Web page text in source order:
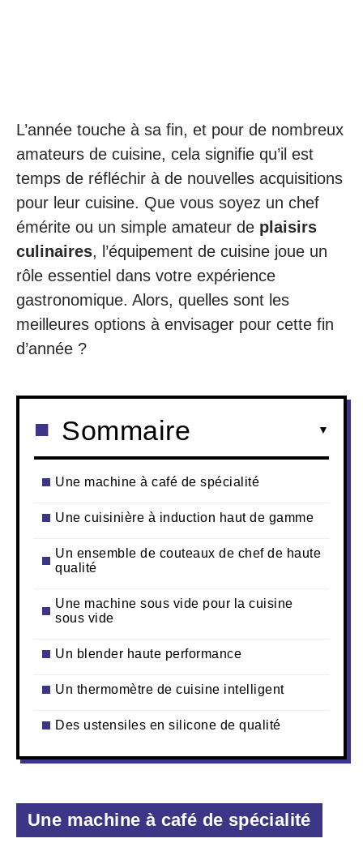
L’année touche à sa fin, et pour de nombreux
amateurs de cuisine, cela signifie qu’il est
temps de réfléchir à de nouvelles acquisitions
pour leur cuisine. Que vous soyez un chef
émérite ou un simple amateur de plaisirs
culinaires, l’équipement de cuisine joue un
rôle essentiel dans votre expérience
gastronomique. Alors, quelles sont les
meilleures options à envisager pour cette fin
d’année ?
Sommaire
Une machine à café de spécialité
Une cuisinière à induction haut de gamme
Un ensemble de couteaux de chef de haute
qualité
Une machine sous vide pour la cuisine
sous vide
Un blender haute performance
Un thermomètre de cuisine intelligent
Des ustensiles en silicone de qualité
Une machine à café de spécialité